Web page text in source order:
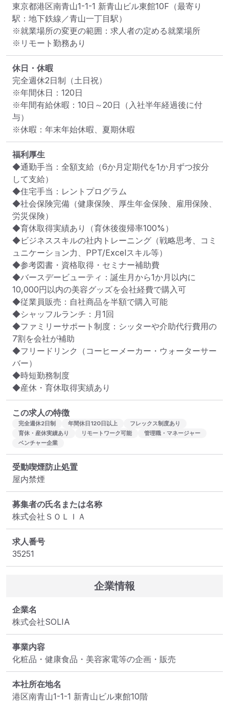
東京都港区南青山1-1-1 新青山ビル東館10F （最寄り
駅：地下鉄線／青山一丁目駅）
※就業場所の変更の範囲：求人者の定める就業場所
※リモート勤務あり
休日・休暇
完全週休2日制（土日祝）
※年間休日：120日
※年間有給休暇：10日～20日（入社半年経過後に付
与）
※休暇：年末年始休暇、夏期休暇
福利厚生
◆通勤手当：全額支給（6か月定期代を1か月ずつ按分
して支給）
◆住宅手当：レントプログラム
◆社会保険完備（健康保険、厚生年金保険、雇用保険、
労災保険）
◆育休取得実績あり（育休後復帰率100%）
◆ビジネススキルの社内トレーニング（戦略思考、コミ
ュニケーション力、PPT/Excelスキル等）
◆参考図書・資格取得・セミナー補助費
◆バースデービューティ：誕生月から1か月以内に
10,000円以内の美容グッズを会社経費で購入可
◆従業員販売：自社商品を半額で購入可能
◆シャッフルランチ：月1回
◆ファミリーサポート制度：シッターや介助代行費用の
7割を会社が補助
◆フリードリンク（コーヒーメーカー・ウォーターサー
バー）
◆時短勤務制度
◆産休・育休取得実績あり
この求人の特徴
完全週休2日制 年間休日120日以上
フレックス制度あり
育休・産休実績あり
リモートワーク可能
管理職・マネージャー
ベンチャー企業
受動喫煙防止処置
屋内禁煙
募集者の氏名または名称
株式会社ＳＯＬＩＡ
求人番号
35251
企業情報
企業名
株式会社SOLIA
事業内容
化粧品・健康食品・美容家電等の企画・販売
本社所在地名
港区南青山1-1-1 新青山ビル東館10階